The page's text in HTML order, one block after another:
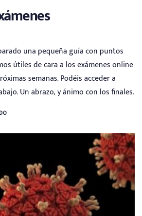
una pequeña guía con puntos
útiles de cara a los exámenes online
semanas. Podéis acceder a
Un abrazo, y ánimo con los finales.